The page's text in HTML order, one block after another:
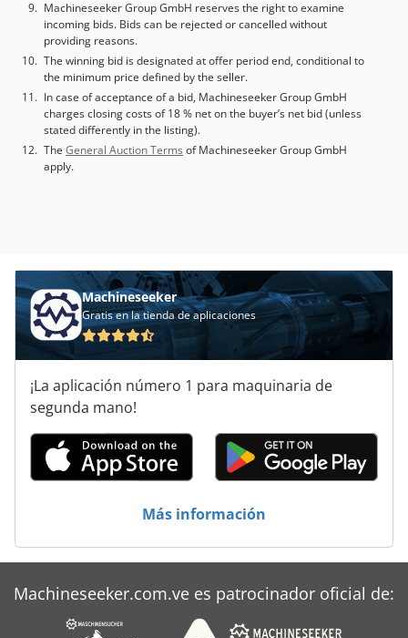
Machineseeker Group GmbH reserves the right to examine
incoming bids. Bids can be rejected or cancelled without
providing reasons.
The winning bid is designated at offer period end, conditional to
the minimum price defined by the seller.
In case of acceptance of a bid, Machineseeker Group GmbH
charges closing costs of 18 % net on the buyer’s net bid (unless
stated differently in the listing).
The General Auction Terms of Machineseeker Group GmbH
apply.
Machineseeker
Gratis en la tienda de aplicaciones
¡La aplicación número 1 para maquinaria de
segunda mano!
Más información
Machineseeker.com.ve es patrocinador oficial de: